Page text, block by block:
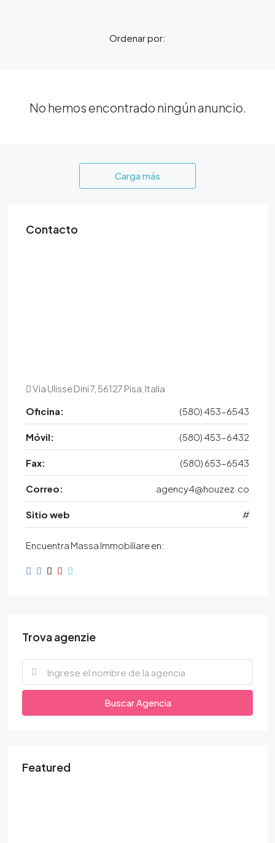
Ordenar por:
No hemos encontrado ningún anuncio.
Carga más
Contacto
Via Ulisse Dini 7, 56127 Pisa, Italia
Oficina:
(580) 453-6543
Móvil: (580) 453-6432
Fax: (580) 653-6543
Correo: agency4@houzez.co
Sitio web #
Encuentra Massa Immobiliare en:
Trova agenzie
Buscar Agencia
Featured